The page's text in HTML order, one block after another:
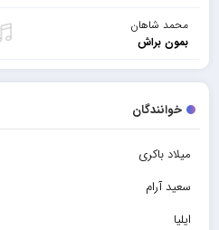
محمد شاهان
بمون براش
خوانندگان
میلاد باکری
سعید آرام
ایلیا